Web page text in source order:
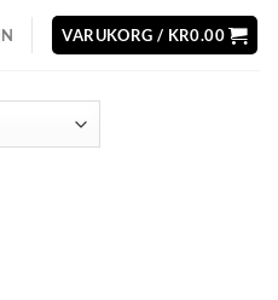
VARUKORG / KR0.00